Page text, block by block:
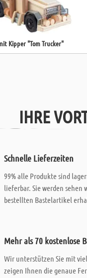
Kipper "Tom Trucker"
IHRE
Schnelle Lieferzeiten
99% alle Produkte sind
lieferbar. Sie werden sehen
bestellten Bastelartikel
Mehr als 70 kostenlose
Wir unterstützen Sie mit
zeigen Ihnen die genaue